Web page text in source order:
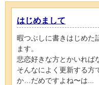
はじめまして
暇つぶしに書きはじめた
ます。
悲恋好きな方とかいれば
そんなによく更新する方
か…だめですよね〜は...